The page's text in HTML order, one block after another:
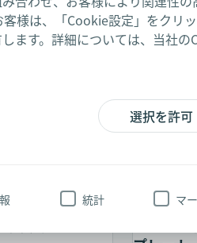
様は、「Cookie設定」をクリ
ます。詳細については、当社
選択を許可
統計 マ